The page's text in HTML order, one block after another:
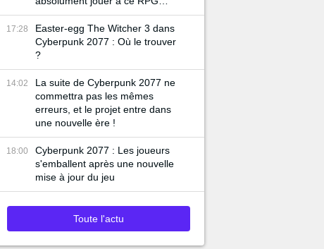
gratuit
17:28
Easter-egg The Witcher 3 dans
Cyberpunk 2077 : Où le trouver
?
14:02
La suite de Cyberpunk 2077 ne
commettra pas les mêmes
erreurs, et le projet entre dans
une nouvelle ère !
18:00
Cyberpunk 2077 : Les joueurs
s'emballent après une nouvelle
mise à jour du jeu
Toute l'actu